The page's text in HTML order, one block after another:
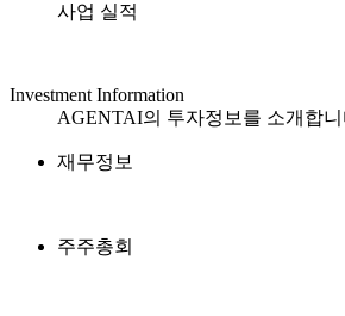
사업 실적
Investment Information
AGENTAI의 투자정보를 소개합니
재무정보
주주총회